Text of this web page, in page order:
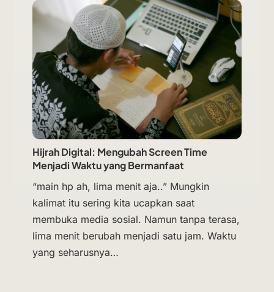
Hijrah Digital: Mengubah Screen Time
Menjadi Waktu yang Bermanfaat
“main hp ah, lima menit aja..” Mungkin
kalimat itu sering kita ucapkan saat
membuka media sosial. Namun tanpa terasa,
lima menit berubah menjadi satu jam. Waktu
yang seharusnya…